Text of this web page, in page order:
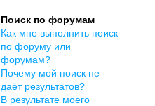
Поиск по форумам
Как мне выполнить поиск
по форуму или
форумам?
Почему мой поиск не
даёт результатов?
В результате моего